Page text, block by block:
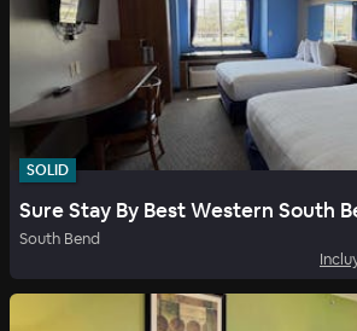
SOLID
Sure Stay By Best Western South
South Bend